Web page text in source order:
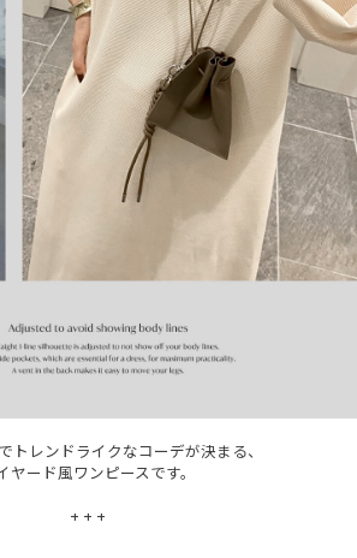
トレンドライクなコーデが決まる、
ヤード風ワンピースです。
+ + +